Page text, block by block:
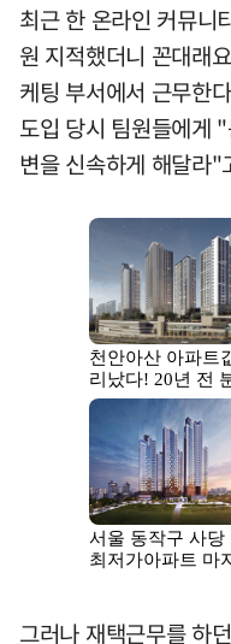
최근 한 온라인 커뮤니
원 지적했더니 꼰대래
케팅 부서에서 근무한
도입 당시 팀원들에게
변을 신속하게 해달라"
그러나 재택근무를 하